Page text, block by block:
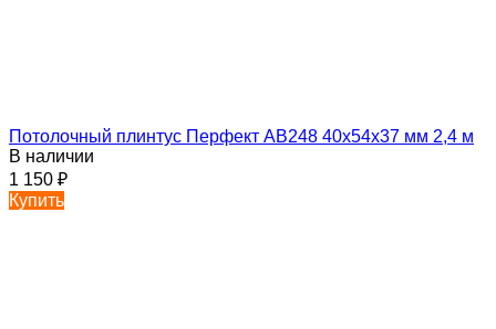
Потолочный плинтус Перфект AB248 40х54х37 мм 2,4 м
В наличии
1 150 ₽
Купить